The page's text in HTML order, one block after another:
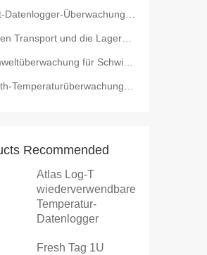
Überwachung für den Transport biologischer Proben
die Lagerung von seegurken Wiederverwendbarer Temperatur Datenlogger mit LCD
für Schwimmbäder
für den Impfstofftransport
Recommended
Atlas Log-T
wiederverwendbarer
Temperatur-
Datenlogger
Fresh Tag 1U